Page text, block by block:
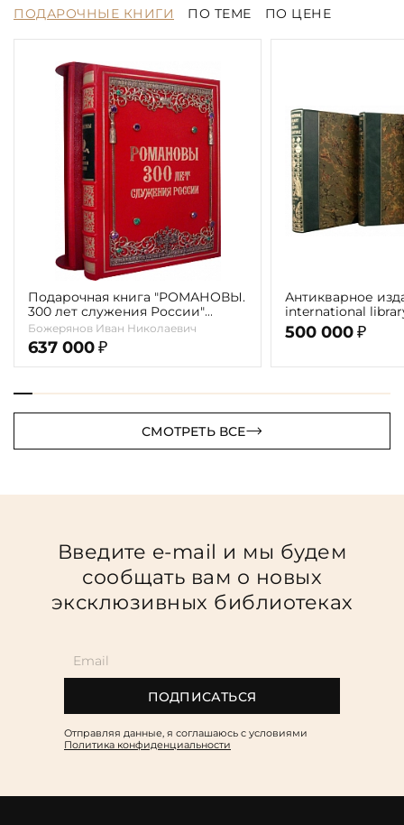
ПОДАРОЧНЫЕ КНИГИ ПО ТЕМЕ ПО ЦЕНЕ
Подарочная книга "РОМАНОВЫ.
300 лет служения России"
Экземпляр № 09 ППМ.17.024
Божерянов Иван Николаевич
637 000 ₽
Антикварное
international
literature" 1898 г.
500 000 ₽
СМОТРЕТЬ ВСЕ
Введите e-mail и мы будем
сообщать вам о новых
эксклюзивных библиотеках
ПОДПИСАТЬСЯ
Отправляя данные, я соглашаюсь c условиями
Политика конфиденциальности